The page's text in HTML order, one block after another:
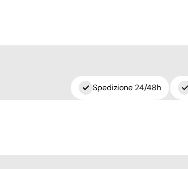
Spedizione 24/48h